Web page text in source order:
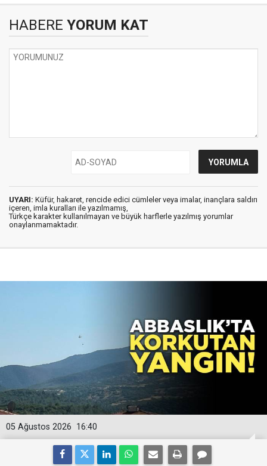
HABERE YORUM KAT
UYARI: Küfür, hakaret, rencide edici cümleler veya imalar, inançlara saldırı
içeren, imla kuralları ile yazılmamış,
Türkçe karakter kullanılmayan ve büyük harflerle yazılmış yorumlar
onaylanmamaktadır.
16:40
05 Ağustos 2026